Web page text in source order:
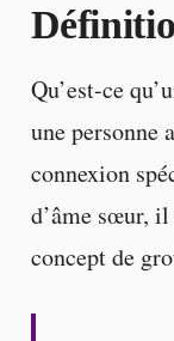
Qu’est-ce
une personne
connexion
d’âme sœur,
concept de